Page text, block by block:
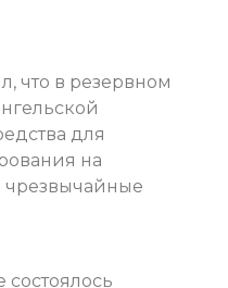
что в резервном
для
на